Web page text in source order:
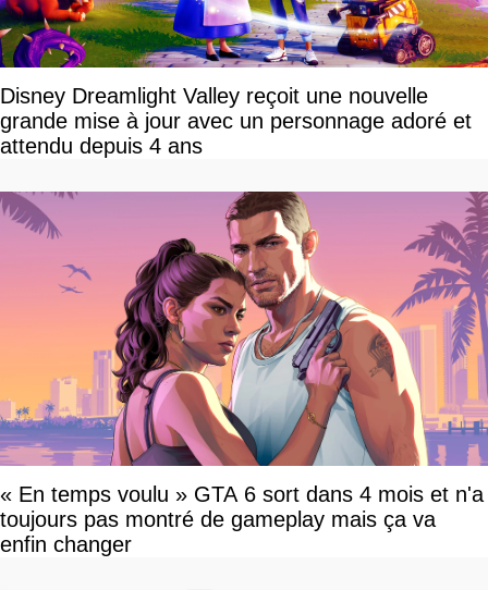
Disney Dreamlight Valley reçoit une nouvelle
grande mise à jour avec un personnage adoré et
attendu depuis 4 ans
« En temps voulu » GTA 6 sort dans 4 mois et n'a
toujours pas montré de gameplay mais ça va
enfin changer